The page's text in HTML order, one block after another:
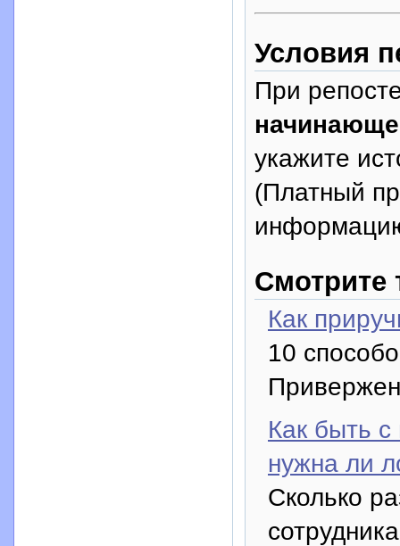
Условия
При
укажите
(Платный
Смотрите
Как
10
Как быть
нужна ли
Сколько